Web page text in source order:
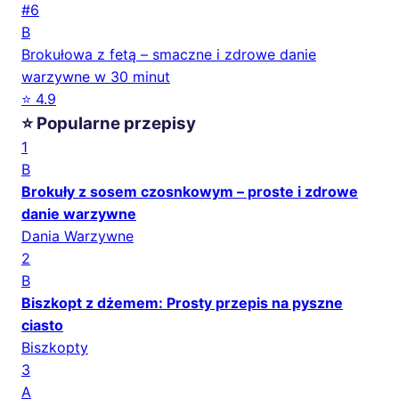
#6
B
Brokułowa z fetą – smaczne i zdrowe danie
warzywne w 30 minut
⭐ 4.9
⭐ Popularne przepisy
1
B
Brokuły z sosem czosnkowym – proste i zdrowe
danie warzywne
Dania Warzywne
2
B
Biszkopt z dżemem: Prosty przepis na pyszne
ciasto
Biszkopty
3
A